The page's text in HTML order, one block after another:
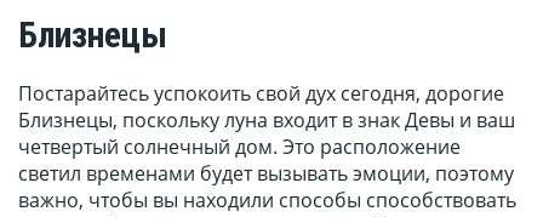
Близнецы
Постарайтесь успокоить свой дух сегодня, дорогие
Близнецы, поскольку луна входит в знак Девы и ваш
четвертый солнечный дом. Это расположение
светил временами будет вызывать эмоции, поэтому
важно, чтобы вы находили способы способствовать